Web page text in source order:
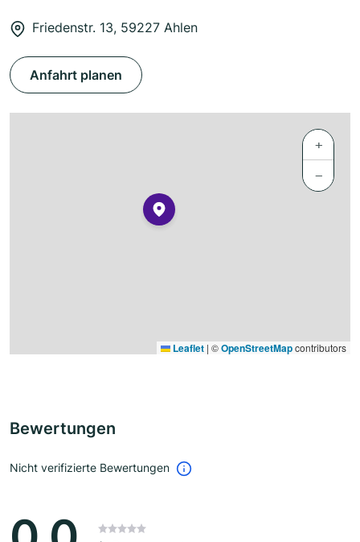
Friedenstr. 13, 59227 Ahlen
Anfahrt planen
+
−
Leaflet | ©OpenStreetMapcontributors
Bewertungen
Nicht verifizierte Bewertungen